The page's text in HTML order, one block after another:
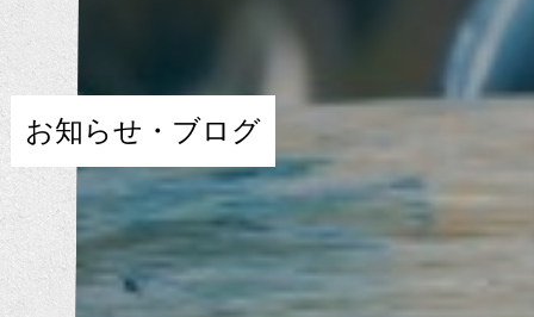
お知らせ・ブログ